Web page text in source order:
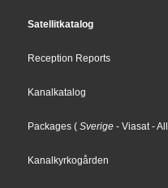
Satellitkatalog
Reception Reports
Kanalkatalog
Packages ( Sverige - Viasat-
Kanalkyrkogården